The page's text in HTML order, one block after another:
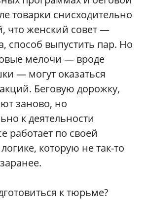
товарки снисходительно
что женский совет —
способ выпустить пар. Но
мелочи — вроде
— могут оказаться
Беговую дорожку,
заново, но
к деятельности
работает по своей
которую не так-то
к тюрьме?